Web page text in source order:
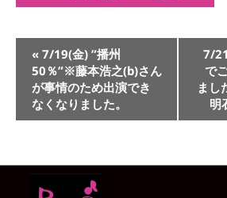
イ
ベ
ン
ト
ナ
ー
« 7/19(金) ”播州
50％”※藤本浩之(b)さん
が事情のため出演でき
なくなりました。
7/
で
まし
明